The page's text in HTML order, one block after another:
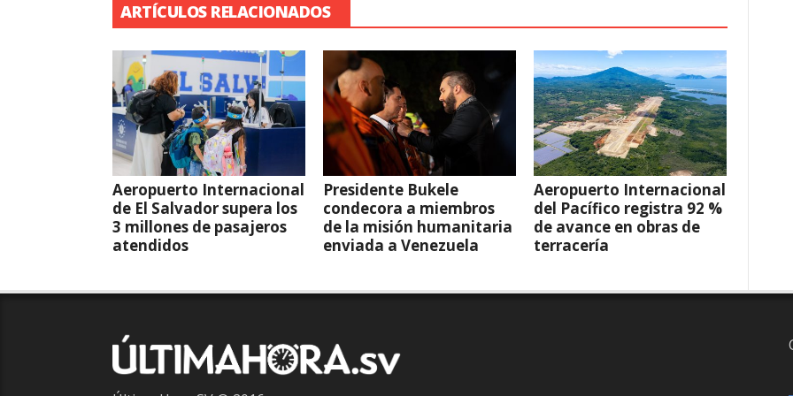
ARTÍCULOS RELACIONADOS
Aeropuerto Internacional
de El Salvador supera los
3 millones de pasajeros
atendidos
Presidente Bukele
condecora a miembros
de la misión humanitaria
enviada a Venezuela
Aeropuerto Internacional
del Pacífico registra 92 %
de avance en obras de
terracería